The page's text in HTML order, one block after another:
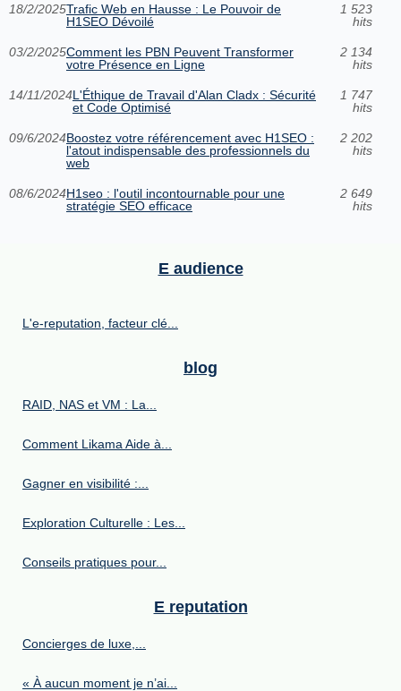
18/2/2025Trafic Web en Hausse : Le Pouvoir de
H1SEO Dévoilé
1 523
hits
03/2/2025Comment les PBN Peuvent Transformer
votre Présence en Ligne
2 134
hits
14/11/2024L'Éthique de Travail d'Alan Cladx : Sécurité
et Code Optimisé
1 747
hits
09/6/2024Boostez votre référencement avec H1SEO :
l'atout indispensable des professionnels du
web
2 202
hits
08/6/2024H1seo : l'outil incontournable pour une
stratégie SEO efficace
2 649
hits
E audience
L'e-reputation, facteur clé...
blog
RAID, NAS et VM : La...
Comment Likama Aide à...
Gagner en visibilité :...
Exploration Culturelle : Les...
Conseils pratiques pour...
E reputation
Concierges de luxe,...
« À aucun moment je n’ai...